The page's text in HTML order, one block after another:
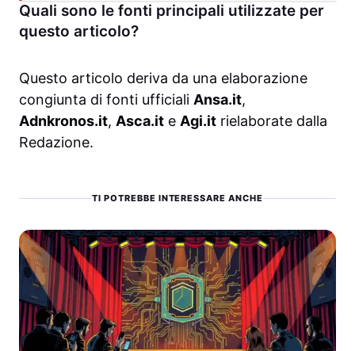
Quali sono le fonti principali utilizzate per
questo articolo?
Questo articolo deriva da una elaborazione
congiunta di fonti ufficiali Ansa.it,
Adnkronos.it, Asca.it e Agi.it rielaborate dalla
Redazione.
TI POTREBBE INTERESSARE ANCHE